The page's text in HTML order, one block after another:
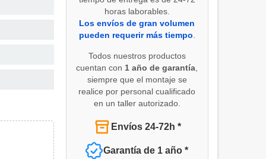
horas laborables.
Los envíos de gran volumen
pueden requerir más tiempo
Todos nuestros productos
cuentan con 1 año de garantía
siempre que el montaje se
realice por personal cualificado
en un taller autorizado.
Envíos 24-72h *
Garantía de 1 año *